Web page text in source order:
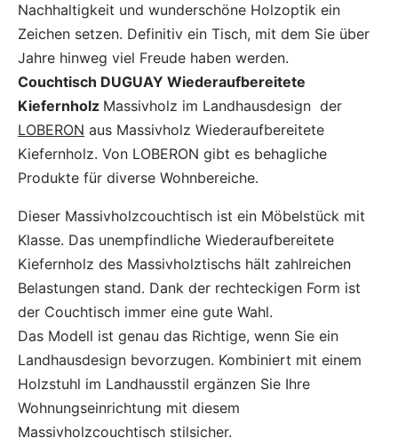
Nachhaltigkeit und wunderschöne Holzoptik ein
Zeichen setzen. Definitiv ein Tisch, mit dem Sie über
Jahre hinweg viel Freude haben werden.
Couchtisch DUGUAY Wiederaufbereitete
Kiefernholz Massivholz im Landhausdesign der
LOBERON aus Massivholz Wiederaufbereitete
Kiefernholz. Von LOBERON gibt es behagliche
Produkte für diverse Wohnbereiche.
Dieser Massivholzcouchtisch ist ein Möbelstück mit
Klasse. Das unempfindliche Wiederaufbereitete
Kiefernholz des Massivholztischs hält zahlreichen
Belastungen stand. Dank der rechteckigen Form ist
der Couchtisch immer eine gute Wahl.
Das Modell ist genau das Richtige, wenn Sie ein
Landhausdesign bevorzugen. Kombiniert mit einem
Holzstuhl im Landhausstil ergänzen Sie Ihre
Wohnungseinrichtung mit diesem
Massivholzcouchtisch stilsicher.